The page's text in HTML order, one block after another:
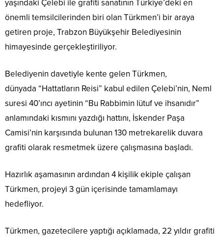
yaşındaki Çelebi ile grafiti sanatının Türkiye’deki en
önemli temsilcilerinden biri olan Türkmen’i bir araya
getiren proje, Trabzon Büyükşehir Belediyesinin
himayesinde gerçekleştiriliyor.
Belediyenin davetiyle kente gelen Türkmen,
dünyada “Hattatların Reisi” kabul edilen Çelebi’nin, Neml
suresi 40’ıncı ayetinin “Bu Rabbimin lütuf ve ihsanıdır”
anlamındaki kısmını yazdığı hattını, İskender Paşa
Camisi’nin karşısında bulunan 130 metrekarelik duvara
grafiti olarak resmetmek üzere çalışmasına başladı.
Hazırlık aşamasının ardından 4 kişilik ekiple çalışan
Türkmen, projeyi 3 gün içerisinde tamamlamayı
hedefliyor.
Türkmen, gazetecilere yaptığı açıklamada, 22 yıldır grafiti